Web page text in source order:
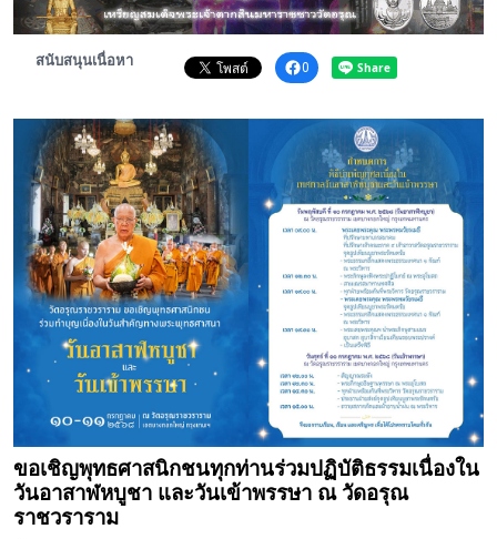
สนับสนุนเนื่อหา 0
ขอเชิญพุทธศาสนิกชนทุกท่านร่วมปฏิบัติธรรมเนื่องใน
วันอาสาฬหบูชา และวันเข้าพรรษา ณ วัดอรุณ
ราชวราราม